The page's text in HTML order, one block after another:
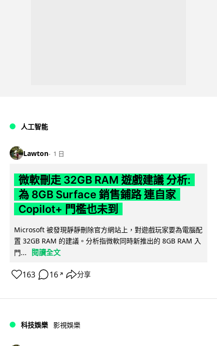
人工智能
Lawton 1 日
微軟刪走 32GB RAM 遊戲建議 分析:
為 8GB Surface 銷售鋪路 連自家
Copilot+ 門檻也未到
Microsoft 被發現靜靜刪除官方網站上，對遊戲玩家要為電腦配
置 32GB RAM 的建議。分析指微軟同時新推出的 8GB RAM 入
門...
閱讀全文
163 16 ↗ 分享
科技娛樂 影視娛樂